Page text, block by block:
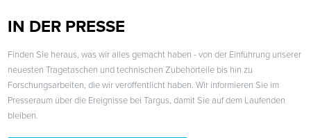
IN DER PRESSE
Finden Sie heraus, was wir alles gemacht haben - von der Einführung unserer
neuesten Tragetaschen und technischen Zubehörteile bis hin zu
Forschungsarbeiten, die wir veröffentlicht haben. Wir informieren Sie im
Presseraum über die Ereignisse bei Targus, damit Sie auf dem Laufenden
bleiben.